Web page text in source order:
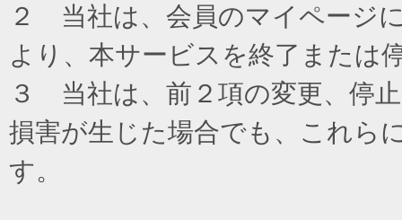
２ 当社は、会員のマイページ
より、本サービスを終了または
３ 当社は、前２項の変更、停
損害が生じた場合でも、これら
す。